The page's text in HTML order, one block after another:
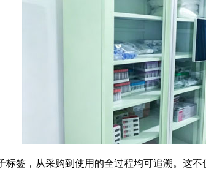
标签，从采购到使用的全过程均可追溯。这